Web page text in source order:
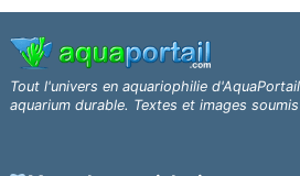
Tout l'univers en aquariophilie
aquarium durable. Textes et images